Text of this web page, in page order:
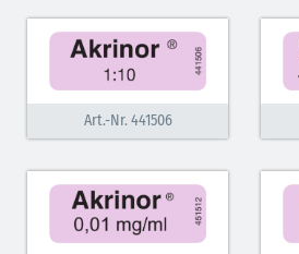
Art.-Nr. 441506